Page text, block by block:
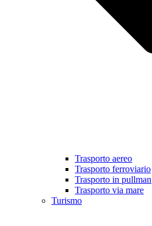
Trasporto aereo
Trasporto ferroviario
Trasporto in pullman
Trasporto via mare
Turismo